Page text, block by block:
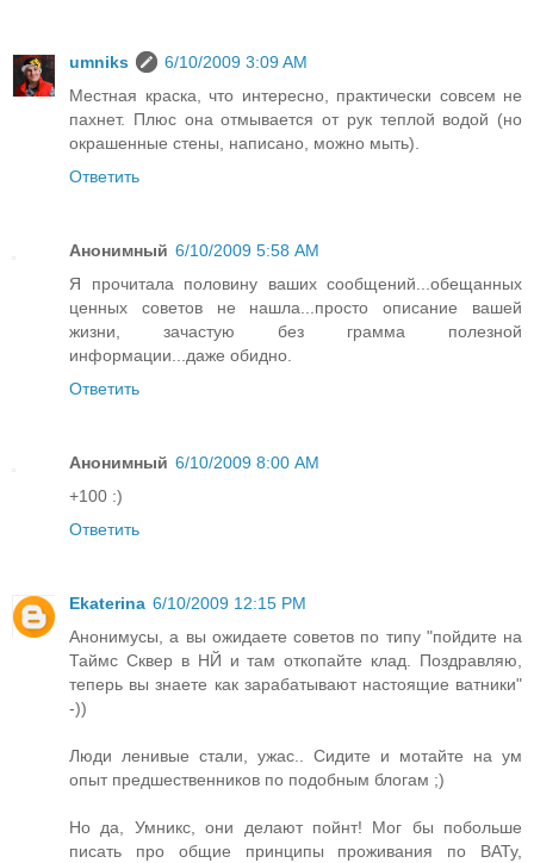
umniks
6/10/2009 3:09 AM
Местная краска, что интересно, практически совсем не
пахнет. Плюс она отмывается от рук теплой водой (но
окрашенные стены, написано, можно мыть).
Ответить
Анонимный 6/10/2009 5:58 AM
Я прочитала половину ваших сообщений...обещанных
ценных советов не нашла...просто описание вашей
жизни, зачастую без грамма полезной
информации...даже обидно.
Ответить
Анонимный 6/10/2009 8:00 AM
+100 :)
Ответить
Ekaterina 6/10/2009 12:15 PM
Анонимусы, а вы ожидаете советов по типу "пойдите на
Таймс Сквер в НЙ и там откопайте клад. Поздравляю,
теперь вы знаете как зарабатывают настоящие ватники"
-))
Люди ленивые стали, ужас.. Сидите и мотайте на ум
опыт предшественников по подобным блогам ;)
Но да, Умникс, они делают пойнт! Мог бы побольше
писать про общие принципы проживания по ВАТу,